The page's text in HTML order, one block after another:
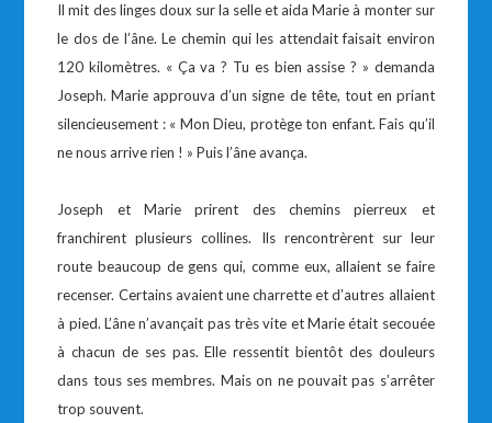
Il mit des linges doux sur la selle et aida Marie à monter sur
le dos de l’âne. Le chemin qui les attendait faisait environ
120 kilomètres. « Ça va ? Tu es bien assise ? » demanda
Joseph. Marie approuva d’un signe de tête, tout en priant
silencieusement : « Mon Dieu, protège ton enfant. Fais qu’il
ne nous arrive rien ! » Puis l’âne avança.
Joseph et Marie prirent des chemins pierreux et
franchirent plusieurs collines. Ils rencontrèrent sur leur
route beaucoup de gens qui, comme eux, allaient se faire
recenser. Certains avaient une charrette et d’autres allaient
à pied. L’âne n’avançait pas très vite et Marie était secouée
à chacun de ses pas. Elle ressentit bientôt des douleurs
dans tous ses membres. Mais on ne pouvait pas s’arrêter
trop souvent.